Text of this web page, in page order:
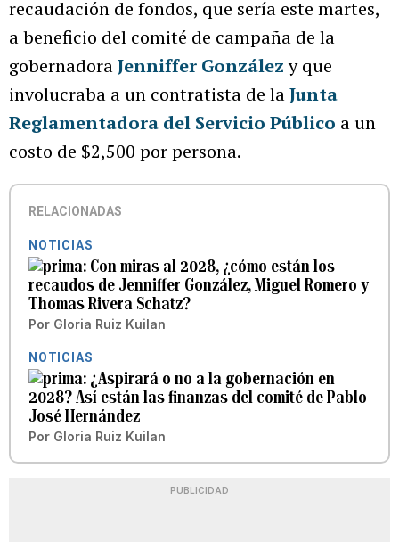
recaudación de fondos, que sería este martes,
a beneficio del comité de campaña de la
gobernadoraJenniffer Gonzálezy que
involucraba a un contratista de laJunta
Reglamentadora del Servicio Público a un
costo de $2,500 por persona.
RELACIONADAS
NOTICIAS
Con miras al 2028, ¿cómo están los
recaudos de Jenniffer González, Miguel Romero y
Thomas Rivera Schatz?
Por Gloria Ruiz Kuilan
NOTICIAS
¿Aspirará o no a la gobernación en
2028? Así están las finanzas del comité de Pablo
José Hernández
Por Gloria Ruiz Kuilan
PUBLICIDAD